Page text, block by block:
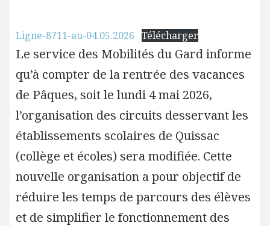
Ligne-8711-au-04.05.2026 Télécharger
Le service des Mobilités du Gard informe
qu’à compter de la rentrée des vacances
de Pâques, soit le lundi 4 mai 2026,
l’organisation des circuits desservant les
établissements scolaires de Quissac
(collège et écoles) sera modifiée. Cette
nouvelle organisation a pour objectif de
réduire les temps de parcours des élèves
et de simplifier le fonctionnement des